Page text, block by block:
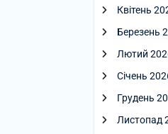
Квітень
Березень
Лютий
Січень
Грудень
Листопад